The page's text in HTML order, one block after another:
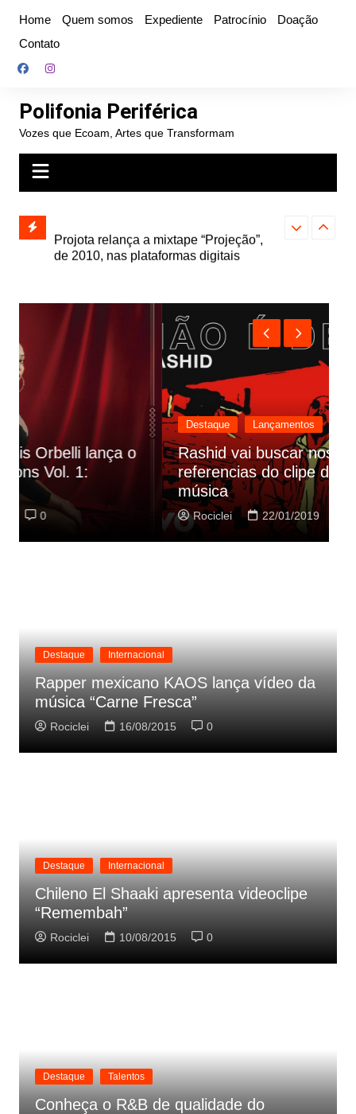
conteúdo
Home Quem somos Expediente Patrocínio
Doação
Contato
Polifonia Periférica
Vozes que Ecoam, Artes que Transformam
e abre
autoral,
de 2010, nas plataformas digitais
Farofa
Destaque Lançamentos
Rashid vai buscar nos HQs as
referencias do clipe de sua nova
música
Rociclei 22/01/2019 0
Destaque Internacional
Rapper mexicano KAOS lança vídeo da
música “Carne Fresca”
Rociclei 16/08/2015 0
Destaque Internacional
Chileno El Shaaki apresenta videoclipe
“Remembah”
Rociclei 10/08/2015 0
Destaque Talentos
Conheça o R&B de qualidade do